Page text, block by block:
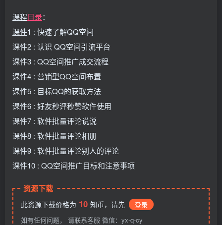
课程目录：
课件1 : 快速了解QQ空间
课件2 : 认识 QQ空间引流平台
课件3 : QQ空间推广成交流程
课件4 : 营销型QQ空间布置
课件5 : 目标QQ的获取方法
课件6 : 好友秒评秒赞软件使用
课件7 : 软件批量评论说说
课件8 : 软件批量评论相册
课件9 : 软件批量评论别人的评论
课件10 : QQ空间推广目标和注意事项
资源下载
此资源下载价格为 10 知币，请先
登录
如有任何问题， 请联系客服 微信：yx-q-cy